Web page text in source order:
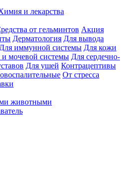
и лекарства
от гельминтов Акция
Дерматология Для вывода
Для иммунной системы Для кожи
и мочевой системы Для сердечно-
Для ушей Контрацептивы
От стресса
животными